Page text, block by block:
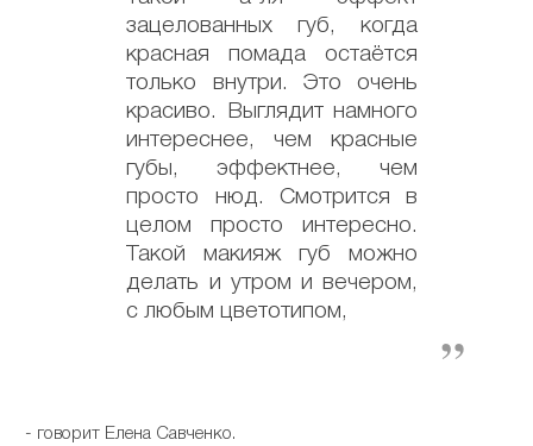
зацелованных губ, когда
красная помада остаётся
только внутри. Это очень
красиво. Выглядит намного
интереснее, чем красные
губы, эффектнее, чем
просто нюд. Смотрится в
целом просто интересно.
Такой макияж губ можно
делать и утром и вечером,
с любым цветотипом,
- говорит Елена Савченко.